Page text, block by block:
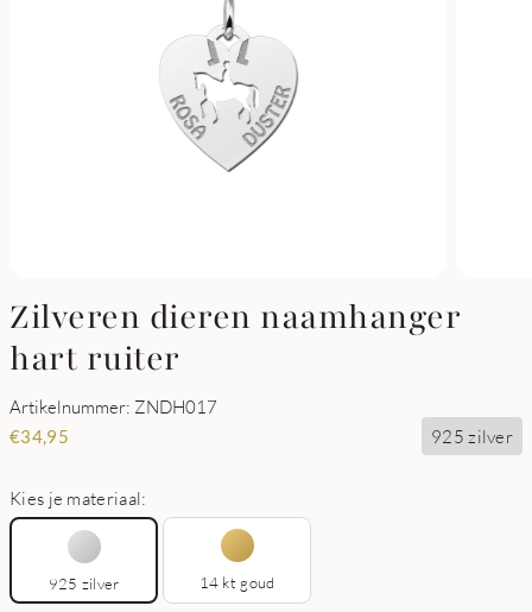
Zilveren dieren naamhanger
hart ruiter
Artikelnummer: ZNDH017
€34,95 925 zilver
Kies je materiaal:
925 zilver 14 kt goud